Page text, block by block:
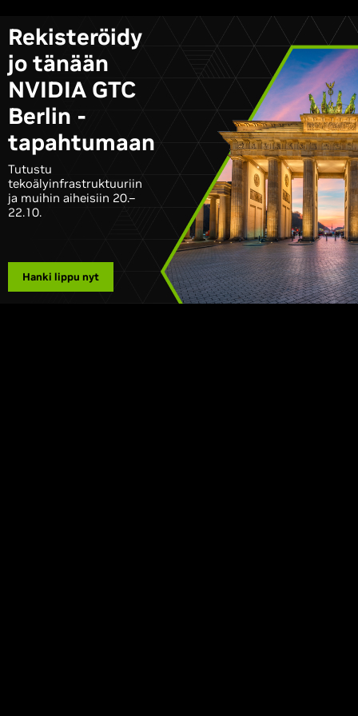
Rekisteröidy
jo tänään
NVIDIA GTC
Berlin -
tapahtumaan
Tutustu
tekoälyinfrastruktuuriin
ja muihin aiheisiin 20.–
22.10.
Hanki lippu nyt